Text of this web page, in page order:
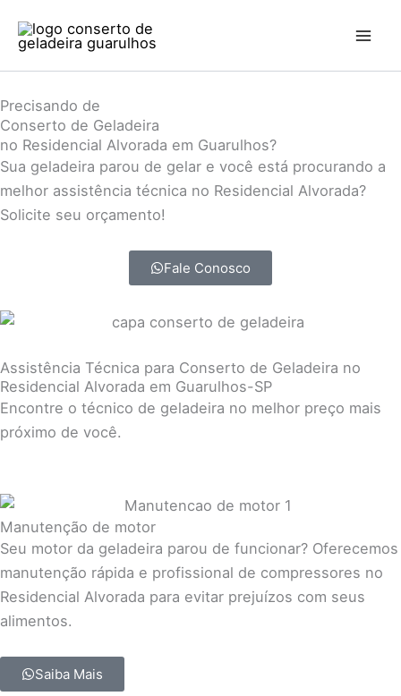
para
Precisando de
Conserto de Geladeira
no Residencial Alvorada em Guarulhos?
Sua geladeira parou de gelar e você está procurando a
melhor assistência técnica no Residencial Alvorada?
Solicite seu orçamento!
Fale Conosco
Assistência Técnica para Conserto de Geladeira no
Residencial Alvorada em Guarulhos-SP
Encontre o técnico de geladeira no melhor preço mais
próximo de você.
Manutenção de motor
Seu motor da geladeira parou de funcionar? Oferecemos
manutenção rápida e profissional de compressores no
Residencial Alvorada para evitar prejuízos com seus
alimentos.
Saiba Mais